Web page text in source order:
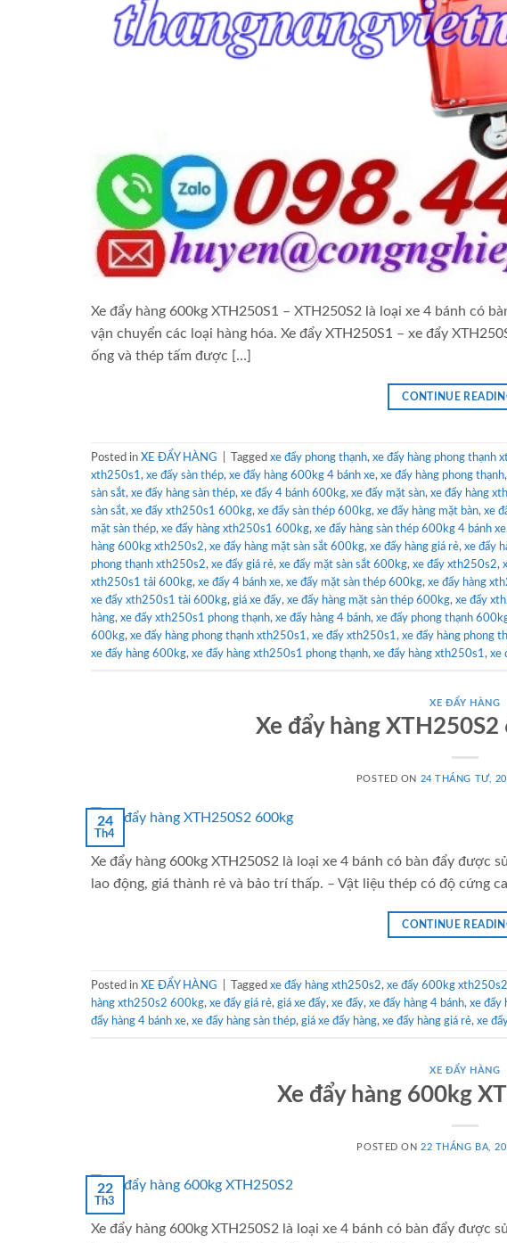
Xe đẩy hàng 600kg XTH250S1 – XTH250S2 là loại xe 4 bánh có
vận chuyển các loại hàng hóa. Xe đẩy XTH250S1 – xe đẩy
ống và thép tấm được […]
CONTINUE
Posted in XE ĐẨY HÀNG Tagged xe đẩy phong thạnh, xe đẩy hàng phong thạnh
xth250s1 , xe đẩy sàn thép, xe đẩy hàng 600kg 4 bánh xe, xe đẩy hàng phong thạnh,
sàn sắt, xe đẩy hàng sàn thép, xe đẩy 4 bánh 600kg, xe đẩy mặt sàn, xe đẩy hàng
sàn sắt, xe đẩy xth250s1 600kg, xe đẩy sàn thép 600kg, xe đẩy hàng mặt bàn, xe
mặt sàn thép, xe đẩy hàng xth250s1 600kg, xe đẩy hàng sàn thép 600kg 4 bánh xe
hàng 600kg xth250s2, xe đẩy hàng mặt sàn sắt 600kg, xe đẩy hàng giá rẻ, xe đẩy
phong thạnh xth250s2, xe đẩy giá rẻ, xe đẩy mặt sàn sắt 600kg, xe đẩy xth250s2,
xth250s1 tải 600kg, xe đẩy 4 bánh xe, xe đẩy mặt sàn thép 600kg, xe đẩy hàng
xe đẩy xth250s1 tải 600kg, giá xe đẩy, xe đẩy hàng mặt sàn thép 600kg, xe đẩy
hàng, xe đẩy xth250s1 phong thạnh, xe đẩy hàng 4 bánh, xe đẩy phong thạnh
600kg, xe đẩy hàng phong thạnh xth250s1 , xe đẩy xth250s1 , xe đẩy hàng phong
xe đẩy hàng 600kg, xe đẩy hàng xth250s1 phong thạnh, xe đẩy hàng xth250s1 , xe
XE ĐẨY HÀNG
Xe đẩy hàng
POSTED ON 24 THÁNG TƯ,
24
Th4
Xe đẩy hàng 600kg XTH250S2 là loại xe 4 bánh có bàn đẩy được
lao động, giá thành rẻ và bảo trí thấp. – Vật liệu thép có độ cứng
CONTINUE
Posted in XE ĐẨY HÀNG Tagged xe đẩy hàng xth250s2, xe đẩy 600kg xth250s2
hàng xth250s2 600kg, xe đẩy giá rẻ, giá xe đẩy, xe đẩy, xe đẩy hàng 4 bánh, xe đẩy
đẩy hàng 4 bánh xe, xe đẩy hàng sàn thép, giá xe đẩy hàng, xe đẩy hàng giá rẻ, xe
XE ĐẨY HÀNG
Xe đẩy hàng 600kg
POSTED ON 22 THÁNG BA,
22
Th3
Xe đẩy hàng 600kg XTH250S2 là loại xe 4 bánh có bàn đẩy được